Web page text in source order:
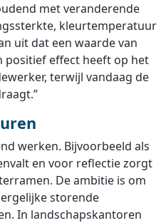
met veranderende
kleurtemperatuur
uit dat een waarde van
positief effect heeft op het
terwijl vandaag de
werken. Bijvoorbeeld als
en voor reflectie zorgt
De ambitie is om
storende
In landschapskantoren